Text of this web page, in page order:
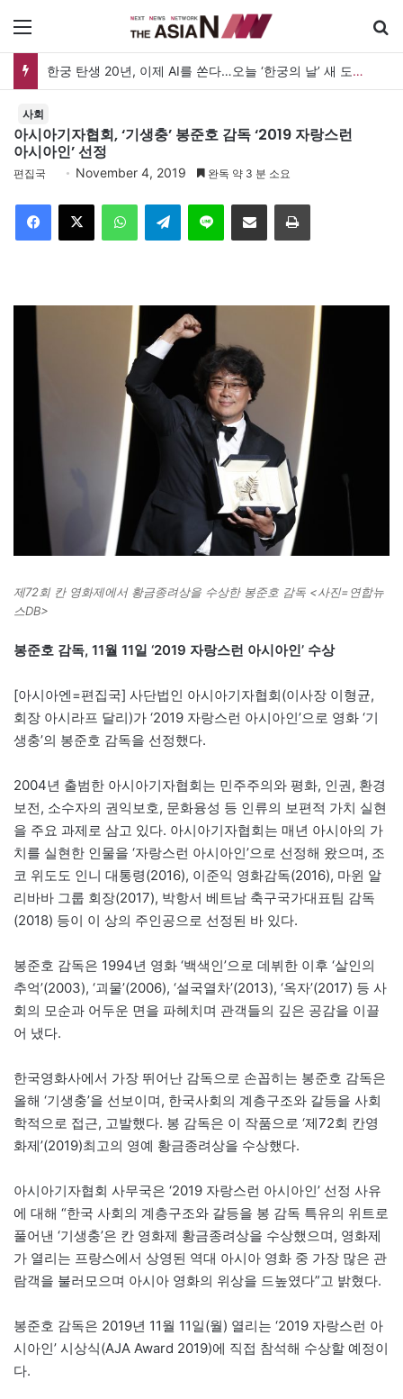
한궁 탄생 20년, 이제 AI를 쏜다…오늘 ‘한궁의 날’ 새 도약 선언
사회
아시아기자협회, ‘기생충’ 봉준호 감독 ‘2019 자랑스런
아시아인’ 선정
편집국 November 4, 2019 완독 약 3 분 소요
Telegram 이메일
제72회 칸 영화제에서 황금종려상을 수상한 봉준호 감독 <사진=연합뉴
스DB>
봉준호 감독, 11월 11일 ‘2019 자랑스런 아시아인’ 수상
[아시아엔=편집국] 사단법인 아시아기자협회(이사장 이형균,
회장 아시라프 달리)가 ‘2019 자랑스런 아시아인’으로 영화 ‘기
생충’의 봉준호 감독을 선정했다.
2004년 출범한 아시아기자협회는 민주주의와 평화, 인권, 환경
보전, 소수자의 권익보호, 문화융성 등 인류의 보편적 가치 실현
을 주요 과제로 삼고 있다. 아시아기자협회는 매년 아시아의 가
치를 실현한 인물을 ‘자랑스런 아시아인’으로 선정해 왔으며, 조
코 위도도 인니 대통령(2016), 이준익 영화감독(2016), 마윈 알
리바바 그룹 회장(2017), 박항서 베트남 축구국가대표팀 감독
(2018) 등이 이 상의 주인공으로 선정된 바 있다.
봉준호 감독은 1994년 영화 ‘백색인’으로 데뷔한 이후 ‘살인의
추억’(2003), ‘괴물’(2006), ‘설국열차’(2013), ‘옥자’(2017) 등 사
회의 모순과 어두운 면을 파헤치며 관객들의 깊은 공감을 이끌
어 냈다.
한국영화사에서 가장 뛰어난 감독으로 손꼽히는 봉준호 감독은
올해 ‘기생충’을 선보이며, 한국사회의 계층구조와 갈등을 사회
학적으로 접근, 고발했다. 봉 감독은 이 작품으로 ‘제72회 칸영
화제’(2019)최고의 영예 황금종려상을 수상했다.
아시아기자협회 사무국은 ‘2019 자랑스런 아시아인’ 선정 사유
에 대해 “한국 사회의 계층구조와 갈등을 봉 감독 특유의 위트로
풀어낸 ‘기생충’은 칸 영화제 황금종려상을 수상했으며, 영화제
가 열리는 프랑스에서 상영된 역대 아시아 영화 중 가장 많은 관
람객을 불러모으며 아시아 영화의 위상을 드높였다”고 밝혔다.
봉준호 감독은 2019년 11월 11일(월) 열리는 ‘2019 자랑스런 아
시아인’ 시상식(AJA Award 2019)에 직접 참석해 수상할 예정이
다.